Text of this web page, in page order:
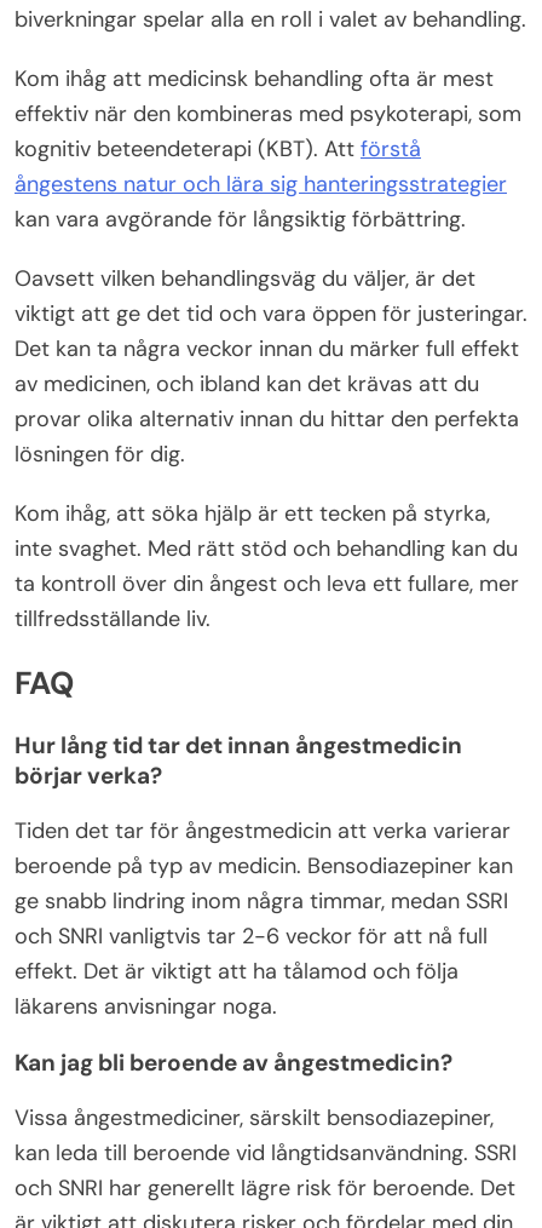
biverkningar spelar alla en roll i valet av behandling.
Kom ihåg att medicinsk behandling ofta är mest
effektiv när den kombineras med psykoterapi, som
kognitiv beteendeterapi (KBT). Att förstå
ångestens natur och lära sig hanteringsstrategier
kan vara avgörande för långsiktig förbättring.
Oavsett vilken behandlingsväg du väljer, är det
viktigt att ge det tid och vara öppen för justeringar.
Det kan ta några veckor innan du märker full effekt
av medicinen, och ibland kan det krävas att du
provar olika alternativ innan du hittar den perfekta
lösningen för dig.
Kom ihåg, att söka hjälp är ett tecken på styrka,
inte svaghet. Med rätt stöd och behandling kan du
ta kontroll över din ångest och leva ett fullare, mer
tillfredsställande liv.
FAQ
Hur lång tid tar det innan ångestmedicin
börjar verka?
Tiden det tar för ångestmedicin att verka varierar
beroende på typ av medicin. Bensodiazepiner kan
ge snabb lindring inom några timmar, medan SSRI
och SNRI vanligtvis tar 2-6 veckor för att nå full
effekt. Det är viktigt att ha tålamod och följa
läkarens anvisningar noga.
Kan jag bli beroende av ångestmedicin?
Vissa ångestmediciner, särskilt bensodiazepiner,
kan leda till beroende vid långtidsanvändning. SSRI
och SNRI har generellt lägre risk för beroende. Det